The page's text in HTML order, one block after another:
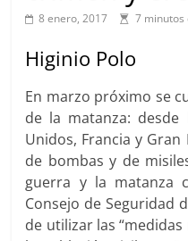
8 enero, 2017 7 minutos
Higinio Polo
En marzo próximo se
de la matanza: desde
Unidos, Francia y
de bombas y de
guerra y la matanza
Consejo de Seguridad
de utilizar las